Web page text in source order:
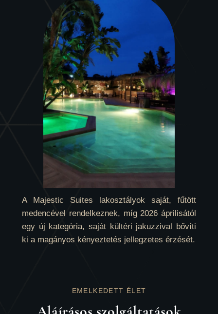
A Majestic Suites lakosztályok saját, fűtött
medencével rendelkeznek, míg 2026 áprilisától
egy új kategória, saját kültéri jakuzzival bővíti
ki a magányos kényeztetés jellegzetes érzését.
EMELKEDETT ÉLET